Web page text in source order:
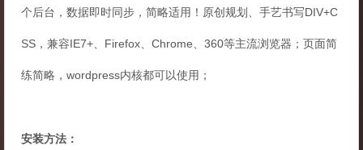
个后台，数据即时同步，简略适用！原创规划、手艺书写DIV+C
SS，兼容IE7+、Firefox、Chrome、360等主流浏览器；页面简
练简略，wordpress内核都可以使用；
安装方法：